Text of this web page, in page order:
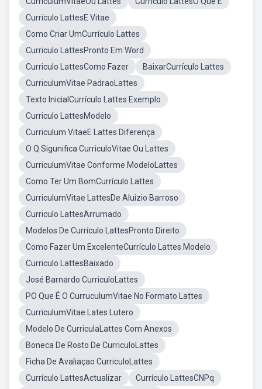
Currículo LattesE Vitae
Como Criar UmCurrículo Lattes
Curriculo LattesPronto Em Word
Curriculo LattesComo Fazer
BaixarCurrículo Lattes
CurriculumVitae PadraoLattes
Texto InicialCurrículo Lattes Exemplo
Curriculo LattesModelo
Curriculum VitaeE Lattes Diferença
O Q Sigunifica CurriculoVitae Ou Lattes
CurriculumVitae Conforme ModeloLattes
Como Ter Um BomCurrículo Lattes
CurriculumVitae LattesDe Aluizio Barroso
Curriculo LattesArrumado
Modelos De Currículo LattesPronto Direito
Como Fazer Um ExcelenteCurrículo Lattes Modelo
Curriculo LattesBaixado
José Barnardo CurriculoLattes
PO Que É O CurruculumVitae No Formato Lattes
CurriculumVitae Lates Lutero
Modelo De CurriculaLattes Com Anexos
Boneca De Rosto De CurriculoLattes
Ficha De Avaliaçao CurriculoLattes
Currículo LattesActualizar
Currículo LattesCNPq